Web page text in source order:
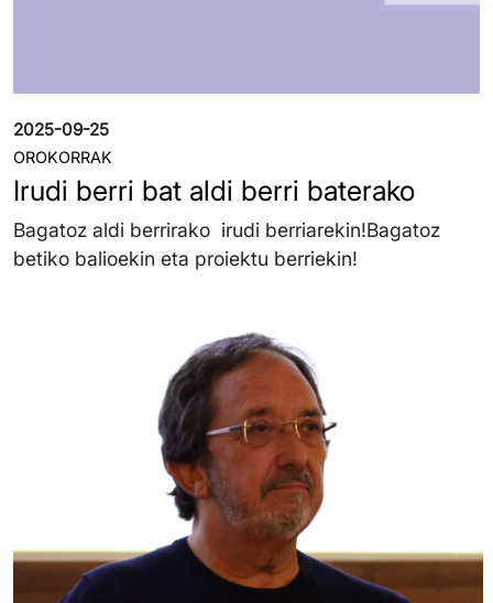
2025-09-25
OROKORRAK
Irudi berri bat aldi berri baterako
Bagatoz aldi berrirako irudi berriarekin!Bagatoz
betiko balioekin eta proiektu berriekin!